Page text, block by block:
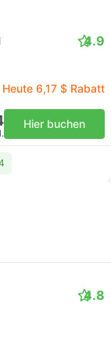
4.9
Heute 6,17 $ Rabatt
Hier buchen
4.8